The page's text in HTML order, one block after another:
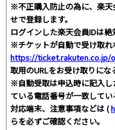
※不正購入防止の為に、楽天
せで登録します。
ログインした楽天会員IDは絶
※チケットが自動で受け取れ
https://ticket.rakuten.co.jp/
取用のURLをお受け取りにな
※自動受取は申込時に記入し
ている電話番号が一致してい
対応端末、注意事項などは (
らを必ずご確認ください。